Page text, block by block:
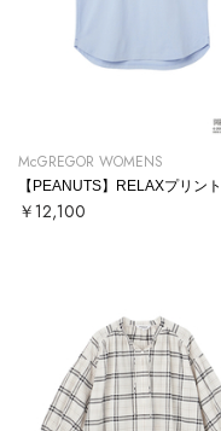
McGREGOR WOMENS
￥12,100